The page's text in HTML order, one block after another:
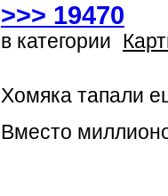
>>> 19470
в категории
Хомяка тапали
Вместо